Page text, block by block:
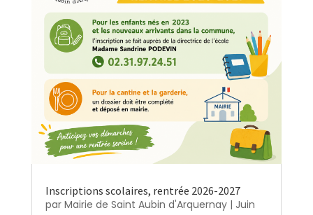
Inscriptions scolaires, rentrée 2026-2027
par Mairie de Saint Aubin d'Arquernay| Juin